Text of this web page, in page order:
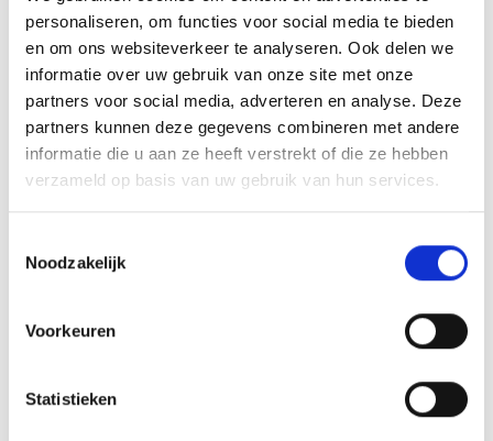
personaliseren, om functies voor social media te bieden
en om ons websiteverkeer te analyseren. Ook delen we
informatie over uw gebruik van onze site met onze
partners voor social media, adverteren en analyse. Deze
partners kunnen deze gegevens combineren met andere
informatie die u aan ze heeft verstrekt of die ze hebben
verzameld op basis van uw gebruik van hun services.
Noodzakelijk
Voorkeuren
Statistieken
lezen? Welke leeservaring verkies je? Deze vragen
bepalen jouw beste keuze. Duurzaam lezen betekent
vooral bewuste keuzes maken die passen bij jouw
persoonlijke situatie.
Een boek maken is één ding. Het goed laten drukken
offerte aan.